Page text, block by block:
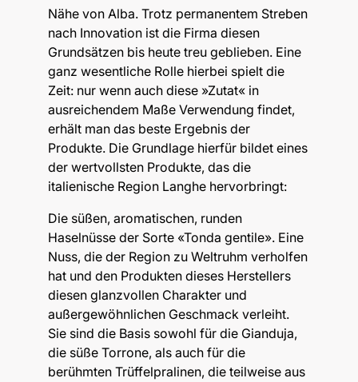
Nähe von Alba. Trotz permanentem Streben
nach Innovation ist die Firma diesen
Grundsätzen bis heute treu geblieben. Eine
ganz wesentliche Rolle hierbei spielt die
Zeit: nur wenn auch diese »Zutat« in
ausreichendem Maße Verwendung findet,
erhält man das beste Ergebnis der
Produkte. Die Grundlage hierfür bildet eines
der wertvollsten Produkte, das die
italienische Region Langhe hervorbringt:
Die süßen, aromatischen, runden
Haselnüsse der Sorte «Tonda gentile». Eine
Nuss, die der Region zu Weltruhm verholfen
hat und den Produkten dieses Herstellers
diesen glanzvollen Charakter und
außergewöhnlichen Geschmack verleiht.
Sie sind die Basis sowohl für die Gianduja,
die süße Torrone, als auch für die
berühmten Trüffelpralinen, die teilweise aus